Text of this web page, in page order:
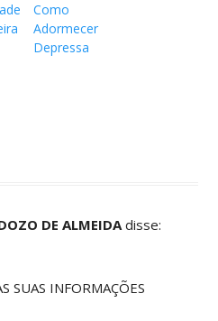
Como
Adormecer
Depressa
DE ALMEIDA disse:
SUAS INFORMAÇÕES